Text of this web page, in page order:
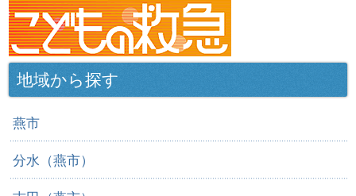
地域から探す
燕市
分水（燕市）